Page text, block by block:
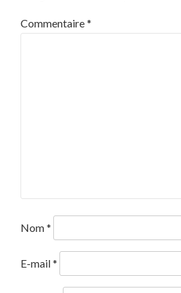
Commentaire*
Nom*
E-mail*